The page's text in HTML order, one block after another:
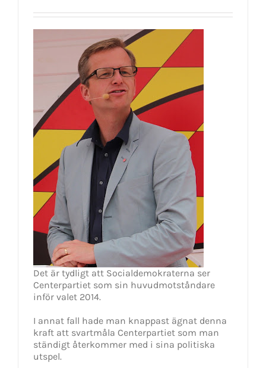
Det är tydligt att Socialdemokraterna ser
Centerpartiet som sin huvudmotståndare
inför valet 2014.
I annat fall hade man knappast ägnat denna
kraft att svartmåla Centerpartiet som man
ständigt återkommer med i sina politiska
utspel.